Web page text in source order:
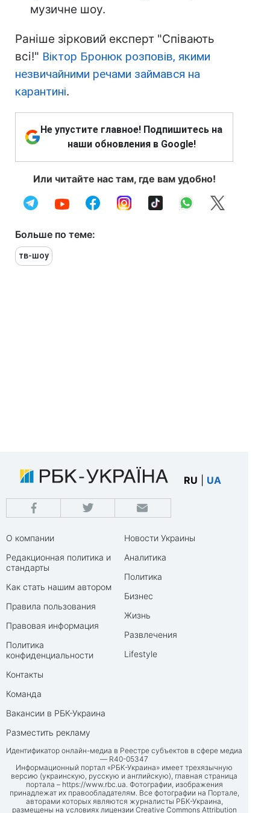
музичне шоу.
Раніше зірковий експерт "Співають
всі!" Віктор Бронюк розповів, якими
незвичайними речами займався на
карантині.
Не упустите главное! Подпишитесь на
наши обновления в Google!
Или читайте нас там, где вам удобно!
Больше по теме:
тв-шоу
RU UA
О компании
Редакционная политика и
стандарты
Как стать нашим автором
Правила пользования
Правовая информация
Политика
конфиденциальности
Контакты
Команда
Вакансии в РБК-Украина
Разместить рекламу
Новости Украины
Аналитика
Политика
Бизнес
Жизнь
Развлечения
Lifestyle
Идентификатор онлайн-медиа в Реестре субъектов в сфере медиа
— R40-05347
Информационный портал «РБК-Украина» имеет трехязычную
версию (украинскую, русскую и английскую), главная страница
портала – https://www.rbc.ua. Фотографии, изображения
принадлежат их правообладателям. Все фотографии на Портале,
авторами которых являются журналисты РБК-Украина,
размещены на условиях лицензии Creative Commons Attribution